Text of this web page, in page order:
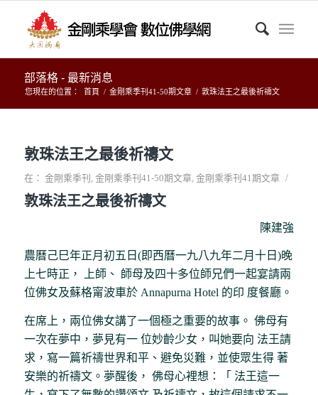
部落格 - 最新消息
您現在的位置： 首頁 / 金剛乘季刊41-50期文章 / 敦珠法王之最後祈禱文
敦珠法王之最後祈禱文
在： 金剛乘季刊 , 金剛乘季刊41-50期文章, 金剛乘季刊41期文章 /
敦珠法王之最後祈禱文
陳建強
農曆己巳年正月初五日(即西曆一九八九年二月十日)晚
上七時正， 上師、 師母及四十多位師兄們一起宴請兩
位佛女及蘇格甯波車於 Annapurna Hotel 的印 度餐廳。
在席上，兩位佛女講了一個極之重要的故事。 佛母有
一次在夢中，夢見有一 位妙齡少女，叫她要向 法王請
求，寫一篇祈禱世界和平、避免災難，並使眾生得 著
安樂的祈禱文。夢醒後， 佛母心裡想：「 法王這一